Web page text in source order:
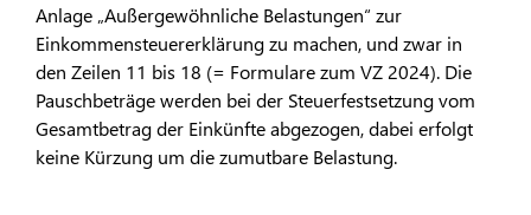
Anlage „Außergewöhnliche Belastungen“ zur
Einkommensteuererklärung zu machen, und zwar in
den Zeilen 11 bis 18 (= Formulare zum VZ 2024). Die
Pauschbeträge werden bei der Steuerfestsetzung vom
Gesamtbetrag der Einkünfte abgezogen, dabei erfolgt
keine Kürzung um die zumutbare Belastung.